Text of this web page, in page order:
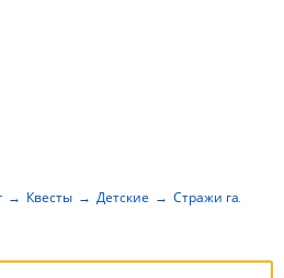
Квесты Детские Стражи